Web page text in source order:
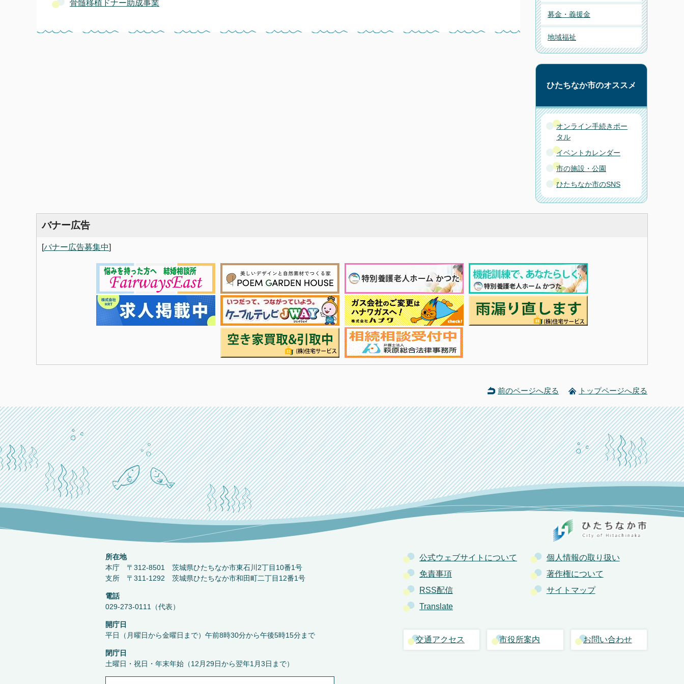
骨髄移植ドナー助成事業
募金・義援金
地域福祉
ひたちなか市のオススメ
オンライン手続きポー
タル
イベントカレンダー
市の施設・公園
ひたちなか市のSNS
バナー広告
[バナー広告募集中]
前のページへ戻る トップページへ戻る
公式ウェブサイトについて
個人情報の取り扱い
免責事項
著作権について
RSS配信
サイトマップ
Translate
交通アクセス 市役所案内 お問い合わせ
所在地
本庁 〒312-8501 茨城県ひたちなか市東石川2丁目10番1号
支所 〒311-1292 茨城県ひたちなか市和田町二丁目12番1号
電話
029-273-0111（代表）
開庁日
平日（月曜日から金曜日まで）午前8時30分から午後5時15分まで
閉庁日
土曜日・祝日・年末年始（12月29日から翌年1月3日まで）